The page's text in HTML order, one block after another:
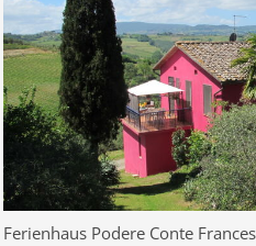
Ferienhaus Podere Conte